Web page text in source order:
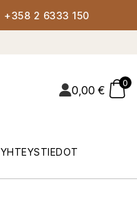
+358 2 6333 150
0,00 €
0
YHTEYSTIEDOT